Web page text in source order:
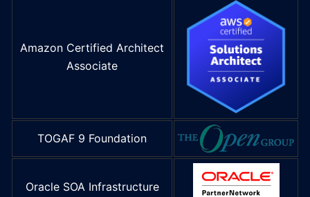
Amazon Certified Architect
Associate
TOGAF 9 Foundation
Oracle SOA Infrastructure